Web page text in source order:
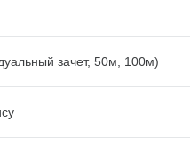
зачет, 50м, 100м)